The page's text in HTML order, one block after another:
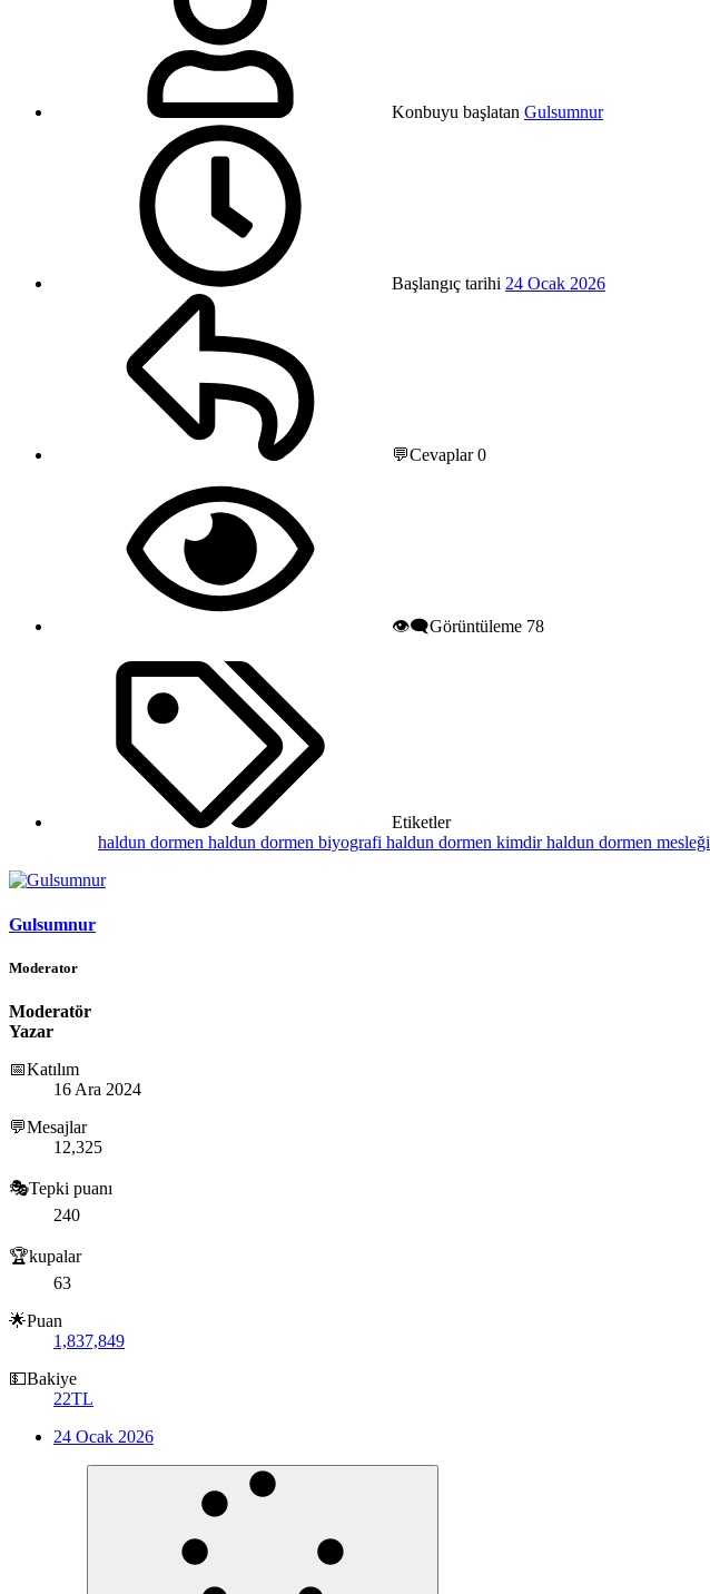
Konbuyu başlatan Gulsumnur
Başlangıç tarihi 24 Ocak 2026
💬Cevaplar0
👁️‍🗨️Görüntüleme 78
Etiketler
haldun dormen haldun dormen biyografi haldun dormen kimdirhaldun dormen mesleği
Gulsumnur
Moderator
Moderatör
Yazar
📅Katılım
16 Ara 2024
💬Mesajlar
12,325
🎭Tepki puanı
240
🏆kupalar
63
🌟Puan
1,837,849
💵Bakiye
22TL
24 Ocak 2026